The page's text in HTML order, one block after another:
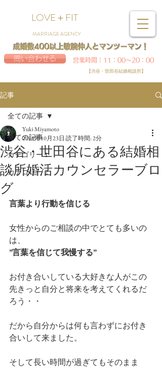
LOVE＋FIT
MARRIAGE AGENCY
問い合わせる
【渋谷・世田谷結婚相談所】
成婚数400以上敏腕仲人とマンツーマン！
営業時間｜11：00～20：00
記事
全ての記事
カテゴリー 1
カテゴリー 2
全ての記事
渋谷・世田谷にある結婚相
談所婚活カウンセラーブロ
グ
Yuki Miyamoto
2019年10月23日 読了時間: 2分
言葉より行動を信じる
女性からのご相談の中でとても多いの
は、
”言葉を信じて我慢する”
お付き合いしている大好きな人がこの
先きっと自分と将来を考えてくれるだ
ろう・・
だから自分からは何も言わずにお付き
合いして来ました。
そして長い時間が過ぎてもそのまま